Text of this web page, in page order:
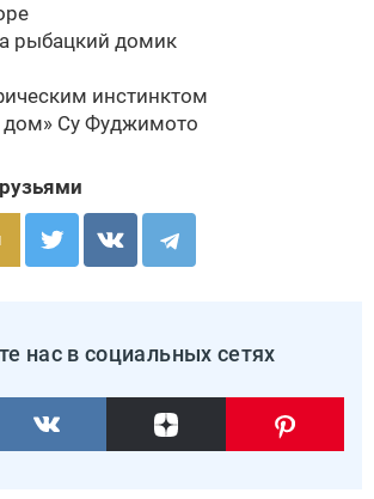
рыбацкий домик
инстинктом
Су Фуджимото
нас в социальных сетях